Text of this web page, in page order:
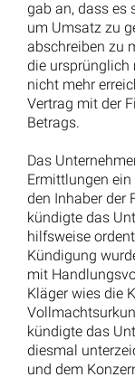
gab an, dass es
um Umsatz zu
abschreiben zu
die ursprünglich
nicht mehr
Vertrag mit der
Betrags.
Das
Ermittlungen
den Inhaber der
kündigte das
hilfsweise
Kündigung
mit
Kläger wies die
kündigte das
diesmal
und dem